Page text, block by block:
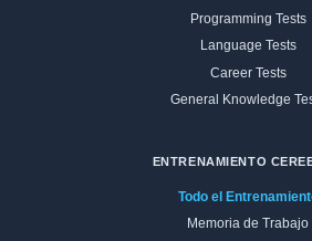
Programming Tests
Language Tests
Career Tests
General Knowledge
ENTRENAMIENTO
Todo el
Memoria de Trabajo